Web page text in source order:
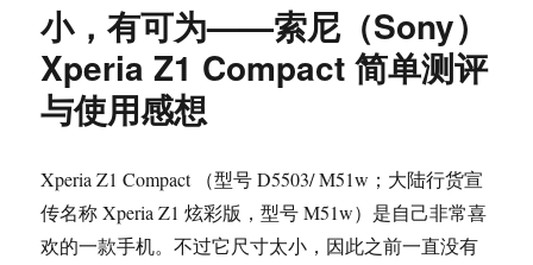
小，有可为——索尼（Sony）
Xperia Z1 Compact 简单测评
与使用感想
Xperia Z1 Compact （型号 D5503/ M51w；大陆行货宣
传名称 Xperia Z1 炫彩版，型号 M51w）是自己非常喜
欢的一款手机。不过它尺寸太小，因此之前一直没有